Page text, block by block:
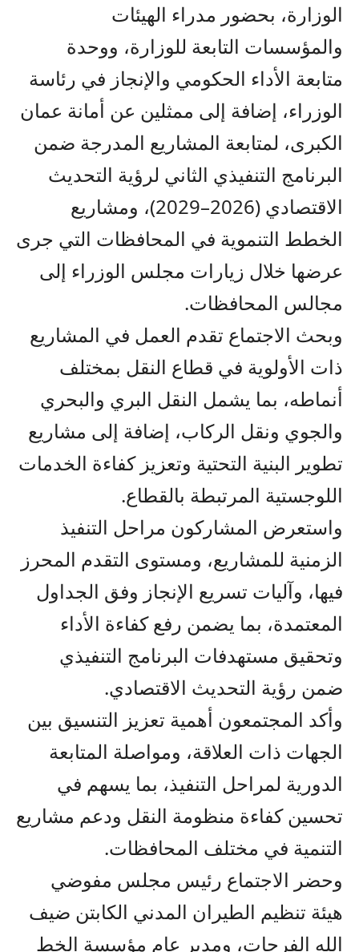
الوزارة، بحضور مدراء الهيئات
والمؤسسات التابعة للوزارة، ووحدة
متابعة الأداء الحكومي والإنجاز في رئاسة
الوزراء، إضافة إلى ممثلين عن أمانة عمان
الكبرى، لمتابعة المشاريع المدرجة ضمن
البرنامج التنفيذي الثاني لرؤية التحديث
الاقتصادي (2026–2029)، ومشاريع
الخطط التنموية في المحافظات التي جرى
عرضها خلال زيارات مجلس الوزراء إلى
مجالس المحافظات.
وبحث الاجتماع تقدم العمل في المشاريع
ذات الأولوية في قطاع النقل بمختلف
أنماطه، بما يشمل النقل البري والبحري
والجوي ونقل الركاب، إضافة إلى مشاريع
تطوير البنية التحتية وتعزيز كفاءة الخدمات
اللوجستية المرتبطة بالقطاع.
واستعرض المشاركون مراحل التنفيذ
الزمنية للمشاريع، ومستوى التقدم المحرز
فيها، وآليات تسريع الإنجاز وفق الجداول
المعتمدة، بما يضمن رفع كفاءة الأداء
وتحقيق مستهدفات البرنامج التنفيذي
ضمن رؤية التحديث الاقتصادي.
وأكد المجتمعون أهمية تعزيز التنسيق بين
الجهات ذات العلاقة، ومواصلة المتابعة
الدورية لمراحل التنفيذ، بما يسهم في
تحسين كفاءة منظومة النقل ودعم مشاريع
التنمية في مختلف المحافظات.
وحضر الاجتماع رئيس مجلس مفوضي
هيئة تنظيم الطيران المدني الكابتن ضيف
الله الفرجات، ومدير عام مؤسسة الخط